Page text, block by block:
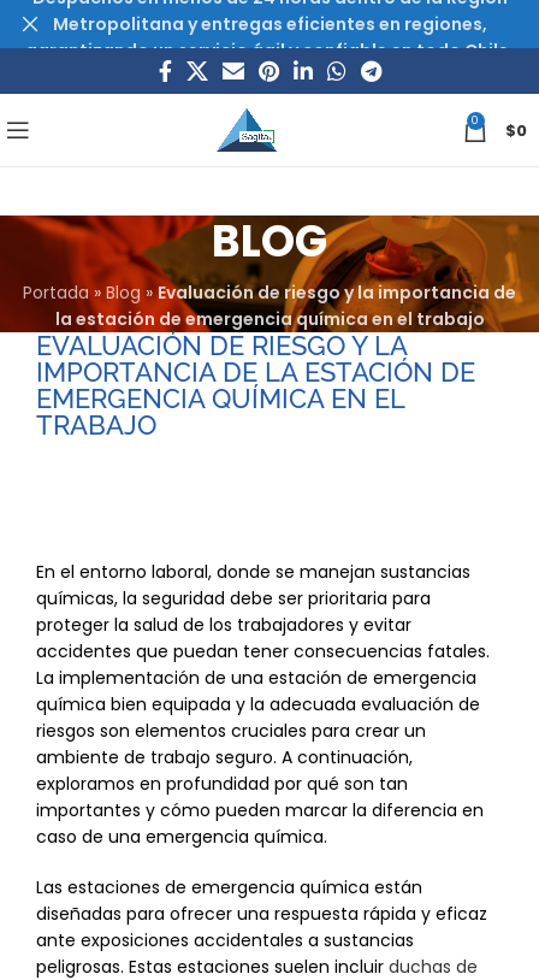
0 $0
BLOG
Portada» Blog »Evaluación de riesgo y la importancia de
la estación de emergencia química en el trabajo
EVALUACIÓN DE RIESGO Y LA
IMPORTANCIA DE LA ESTACIÓN DE
EMERGENCIA QUÍMICA EN EL
TRABAJO
En el entorno laboral, donde se manejan sustancias
químicas, la seguridad debe ser prioritaria para
proteger la salud de los trabajadores y evitar
accidentes que puedan tener consecuencias fatales.
La implementación de una estación de emergencia
química bien equipada y la adecuada evaluación de
riesgos son elementos cruciales para crear un
ambiente de trabajo seguro. A continuación,
exploramos en profundidad por qué son tan
importantes y cómo pueden marcar la diferencia en
caso de una emergencia química.
Las estaciones de emergencia química están
diseñadas para ofrecer una respuesta rápida y eficaz
ante exposiciones accidentales a sustancias
peligrosas. Estas estaciones suelen incluir duchas de
Metropolitana y entregas eficientes en regiones,
garantizando un servicio ágil y confiable en todo Chile.